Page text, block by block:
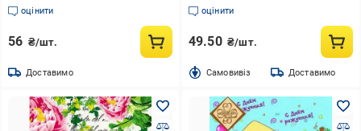
оцінити
56 ₴/шт.
Доставимо
різнокольоровий 18 шт.
оцінити
49.50 ₴/шт.
Cамовивіз Доставимо